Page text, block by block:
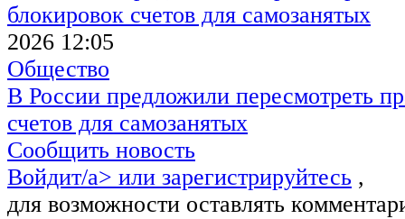
2026 12:05
Общество
В России предложили пересмотреть
счетов для самозанятых
Сообщить новость
Войдит/a> или зарегистрируйтесь ,
для возможности оставлять